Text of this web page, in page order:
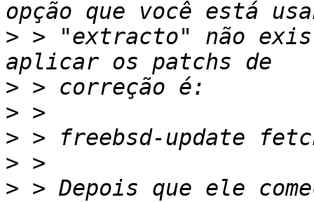
> > "extracto" não
>
>
>
>
> > Depois que ele